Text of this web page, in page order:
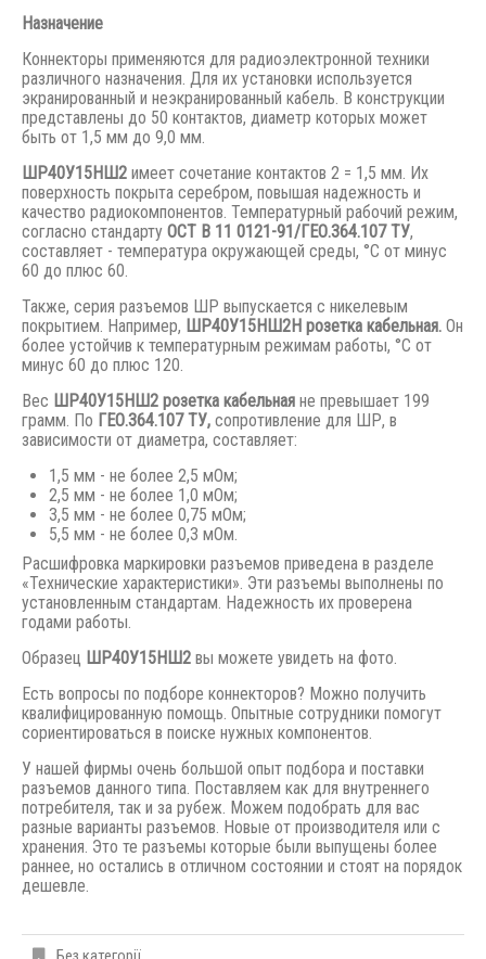
Назначение
Коннекторы применяются для радиоэлектронной техники
различного назначения. Для их установки используется
экранированный и неэкранированный кабель. В конструкции
представлены до 50 контактов, диаметр которых может
быть от 1,5 мм до 9,0 мм.
ШР40У15НШ2 имеет сочетание контактов 2 = 1,5 мм. Их
поверхность покрыта серебром, повышая надежность и
качество радиокомпонентов. Температурный рабочий режим,
согласно стандарту ОСТ В 11 0121-91/ГЕО.364.107 ТУ,
составляет - температура окружающей среды, °С от минус
60 до плюс 60.
Также, серия разъемов ШР выпускается с никелевым
покрытием. Например, ШР40У15НШ2Н розетка кабельная. Он
более устойчив к температурным режимам работы, °С от
минус 60 до плюс 120.
Вес ШР40У15НШ2 розетка кабельная не превышает 199
грамм. По ГЕО.364.107 ТУ, сопротивление для ШР, в
зависимости от диаметра, составляет:
1,5 мм - не более 2,5 мОм;
2,5 мм - не более 1,0 мОм;
3,5 мм - не более 0,75 мОм;
5,5 мм - не более 0,3 мОм.
Расшифровка маркировки разъемов приведена в разделе
«Технические характеристики». Эти разъемы выполнены по
установленным стандартам. Надежность их проверена
годами работы.
Образец ШР40У15НШ2 вы можете увидеть на фото.
Есть вопросы по подборе коннекторов? Можно получить
квалифицированную помощь. Опытные сотрудники помогут
сориентироваться в поиске нужных компонентов.
У нашей фирмы очень большой опыт подбора и поставки
разъемов данного типа. Поставляем как для внутреннего
потребителя, так и за рубеж. Можем подобрать для вас
разные варианты разъемов. Новые от производителя или с
хранения. Это те разъемы которые были выпущены более
раннее, но остались в отличном состоянии и стоят на порядок
дешевле.